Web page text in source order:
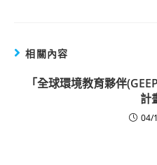
相關內容
「全球環境教育夥伴
計
04/